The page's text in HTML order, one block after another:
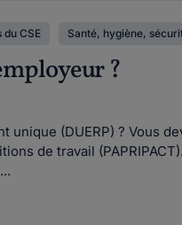
du CSE Santé, hygiène,
?
(DUERP) ? Vous
de travail